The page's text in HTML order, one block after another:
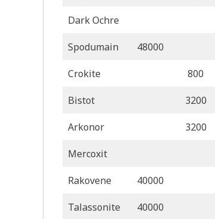
Dark Ochre
Spodumain 48000
Crokite 800
Bistot 3200
Arkonor 3200
Mercoxit
Rakovene 40000
Talassonite 40000